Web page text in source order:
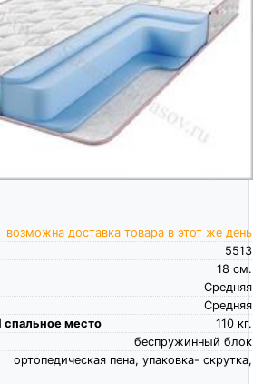
возможна доставка товара в этот же день
5513
см.
18
Средняя
Средняя
спальное место
кг.
110
беспружинный блок
ортопедическая пена, упаковка- скрутка,